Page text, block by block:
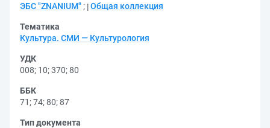
ЭБС "ZNANIUM" ; Общая коллекция
Тематика
Культура. СМИ — Культурология
УДК
008; 10;370;80
ББК
71 ;74;80;87
Тип документа